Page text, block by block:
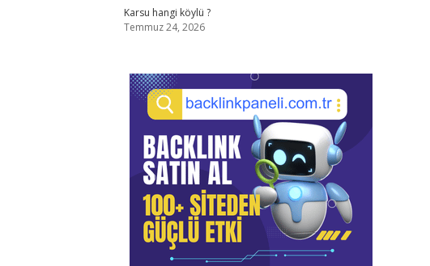
Karsu hangi köylü ?
Temmuz 24, 2026